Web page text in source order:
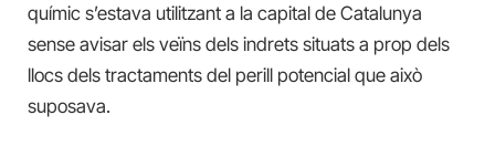
químic s’estava utilitzant a la capital de Catalunya
sense avisar els veïns dels indrets situats a prop dels
llocs dels tractaments del perill potencial que això
suposava.